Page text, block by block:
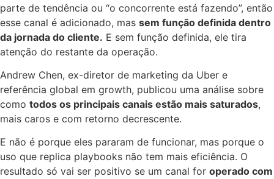
parte de tendência ou “o concorrente está fazendo”, então
esse canal é adicionado, mas sem função definida dentro
da jornada do cliente. E sem função definida, ele tira
atenção do restante da operação.
Andrew Chen, ex-diretor de marketing da Uber e
referência global em growth, publicou uma análise sobre
como todos os principais canais estão mais saturados,
mais caros e com retorno decrescente.
E não é porque eles pararam de funcionar, mas porque o
uso que replica playbooks não tem mais eficiência. O
resultado só vai ser positivo se um canal for operado com